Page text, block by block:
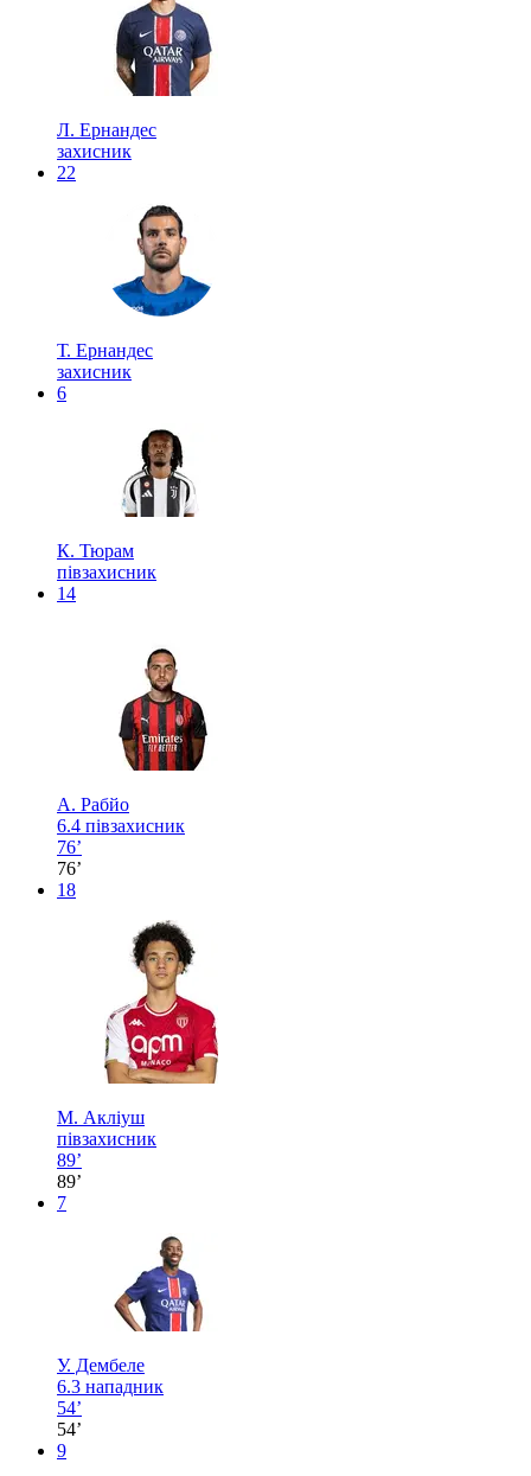
Л. Ернандес
захисник
22
Т. Ернандес
захисник
6
К. Тюрам
півзахисник
14
А. Рабйо
6.4 півзахисник
76’
76’
18
М. Акліуш
півзахисник
89’
89’
7
У. Дембеле
6.3 нападник
54’
54’
9